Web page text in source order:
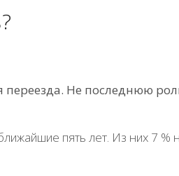
Не последнюю
пять лет. Из них 7 %